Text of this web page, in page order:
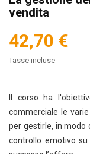
vendita
42,70 €
Tasse incluse
Il corso ha
commerciale le
per gestirle, in modo
controllo emotivo